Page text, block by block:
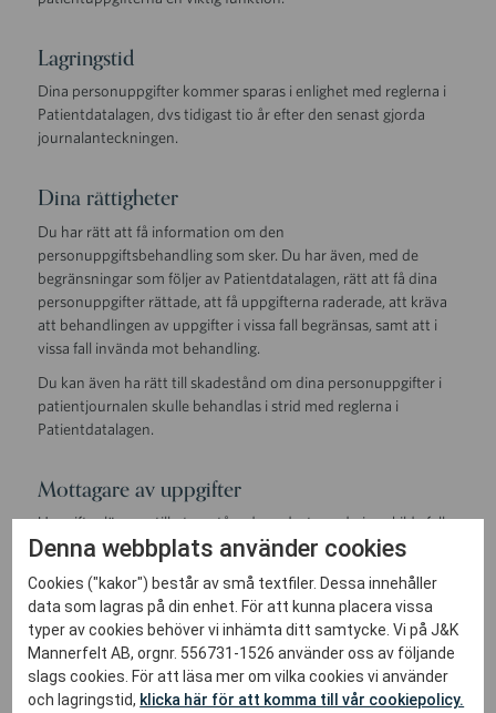
Lagringstid
Dina personuppgifter kommer sparas i enlighet med reglerna i
Patientdatalagen, dvs tidigast tio år efter den senast gjorda
journalanteckningen.
Dina rättigheter
Du har rätt att få information om den
personuppgiftsbehandling som sker. Du har även, med de
begränsningar som följer av Patientdatalagen, rätt att få dina
personuppgifter rättade, att få uppgifterna raderade, att kräva
att behandlingen av uppgifter i vissa fall begränsas, samt att i
vissa fall invända mot behandling.
Du kan även ha rätt till skadestånd om dina personuppgifter i
patientjournalen skulle behandlas i strid med reglerna i
Patientdatalagen.
Mottagare av uppgifter
Uppgifter lämnas till utomstående endast om du i enskilda fall
samtycker till det. I särskilda fall kan vi dock ha skyldighet enligt
enligt lag”).
Uppgiftsskyldighet enligt lag
I särskilda fall kan det finnas en skyldighet att enligt lag lämna
ut uppgifter. En sådan uppgiftsskyldighet gäller enligt reglerna i:
Denna webbplats använder cookies
Cookies ("kakor") består av små textfiler. Dessa innehåller
data som lagras på din enhet. För att kunna placera vissa
typer av cookies behöver vi inhämta ditt samtycke. Vi på J&K
Mannerfelt AB, orgnr. 556731-1526 använder oss av följande
slags cookies. För att läsa mer om vilka cookies vi använder
och lagringstid, klicka här för att komma till vår cookiepolicy.